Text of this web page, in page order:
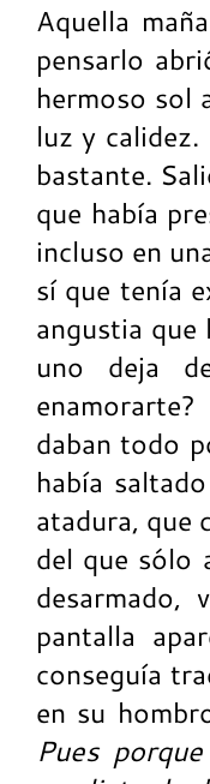
Aquella
pensarlo
hermoso sol
luz y
bastante.
que había
incluso en
sí que tenía
angustia que
uno deja
daban todo
había
atadura, que
del que sólo
desarmado,
pantalla
conseguía
en su
Pues